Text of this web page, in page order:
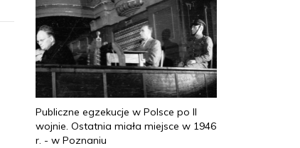
Publiczne egzekucje w Polsce po II
wojnie. Ostatnia miała miejsce w 1946
r. - w Poznaniu